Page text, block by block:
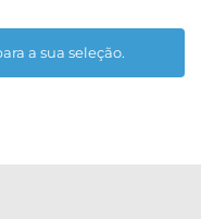
a sua seleção.